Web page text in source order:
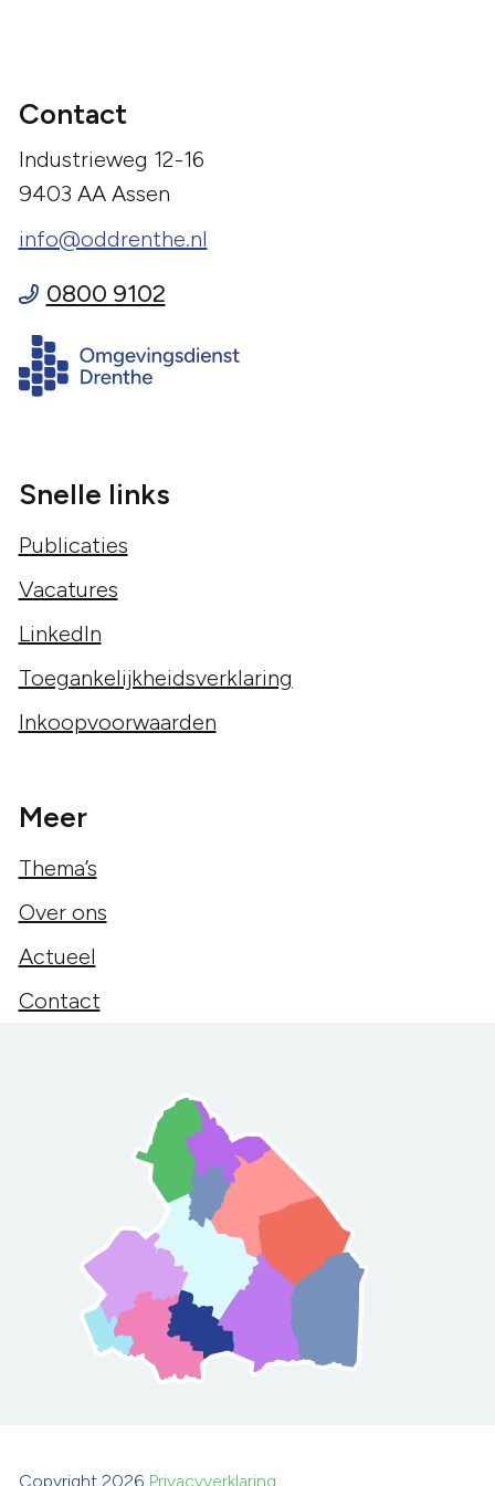
Contact
Industrieweg 12-16
9403 AA Assen
info@oddrenthe.nl
0800 9102
Snelle links
Publicaties
Vacatures
LinkedIn
Toegankelijkheidsverklaring
Inkoopvoorwaarden
Meer
Thema’s
Over ons
Actueel
Contact
Copyright 2026 Privacyverklaring